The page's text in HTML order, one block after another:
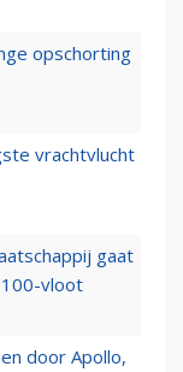
opschorting
vrachtvlucht
gaat
100-vloot
door Apollo,